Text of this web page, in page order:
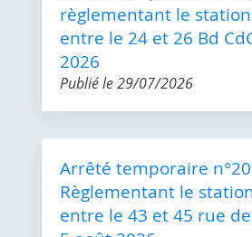
règlementant le
entre le 24 et 26 Bd
2026
Publié le29/07/2026
Arrêté temporaire
Règlementant le
entre le 43 et 45 rue